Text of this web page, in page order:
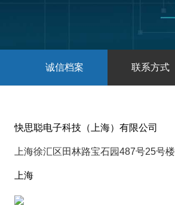
诚信档案 联系方式
快思聪电子科技（上海）有限公司
上海徐汇区田林路宝石园487号25号楼
上海